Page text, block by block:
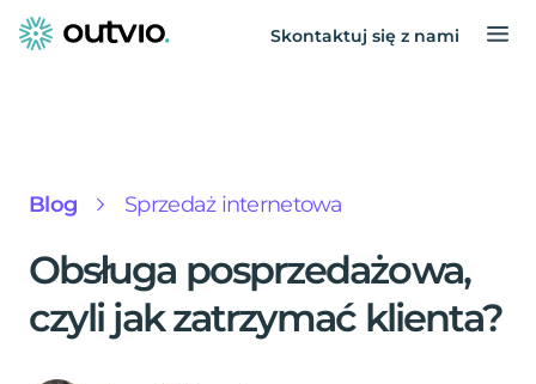
Skontaktuj się z nami
Blog Sprzedaż internetowa
Obsługa posprzedażowa,
czyli jak zatrzymać klienta?